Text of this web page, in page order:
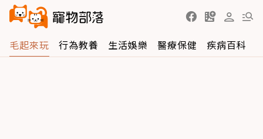
毛起來玩 行為教養 生活娛樂 醫療保健 疾病百科